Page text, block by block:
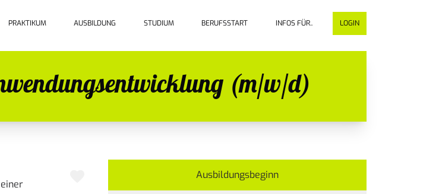
PRAKTIKUM AUSBILDUNG STUDIUM BERUFSSTART INFOS FÜR.. LOGIN
(m/w/d)
Ausbildungsbeginn